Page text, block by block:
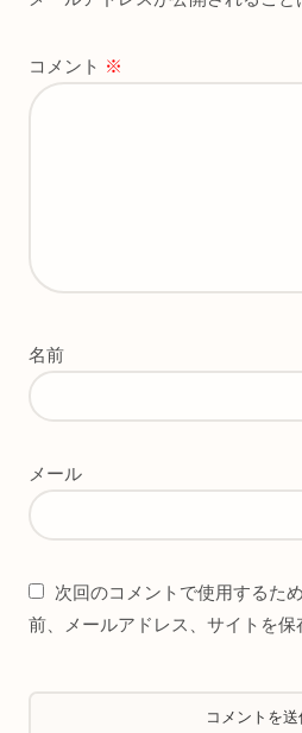
コメント ※
名前
メール
次回のコメントで使用するた
前、メールアドレス、サイトを保